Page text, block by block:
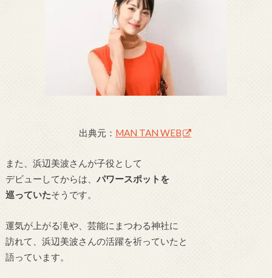
出典元： MAN TAN WEB
また、浜辺美波さんが子役として
デビューしてからは、 パワースポットを
巡っていたそうです。
運気が上がる滝や、芸能にまつわる神社に
訪れて、浜辺美波さんの活躍を祈っていたと
語っています。